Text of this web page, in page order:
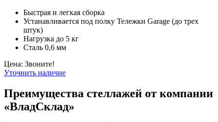
Быстрая и легкая сборка
Устанавливается под полку Тележки Garage (до трех
штук)
Нагрузка до 5 кг
Сталь 0,6 мм
Цена: Звоните!
Уточнить наличие
Преимущества стеллажей от компании
«ВладСклад»